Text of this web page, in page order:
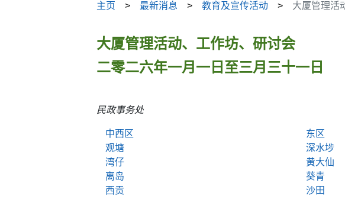
主页 最新消息 教育及宣传活动 大厦管理活
大厦管理活动、工作坊、研讨会
二零二六年一月一日至三月三十一日
民政事务处
中西区 东区
观塘
深水埗
湾仔
黄大仙
离岛
葵青
西贡
沙田